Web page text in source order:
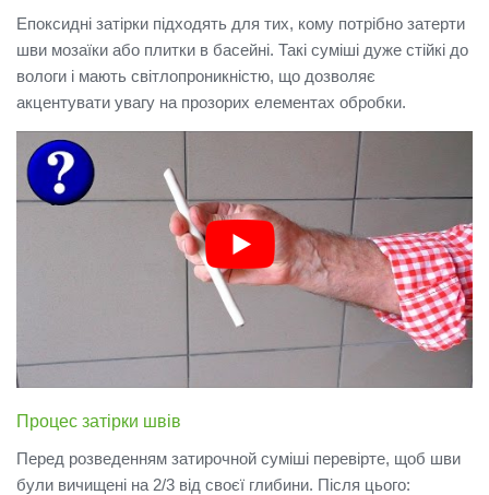
Епоксидні затірки підходять для тих, кому потрібно затерти
шви мозаїки або плитки в басейні. Такі суміші дуже стійкі до
вологи і мають світлопроникністю, що дозволяє
акцентувати увагу на прозорих елементах обробки.
Процес затірки швів
Перед розведенням затирочной суміші перевірте, щоб шви
були вичищені на 2/3 від своєї глибини. Після цього: